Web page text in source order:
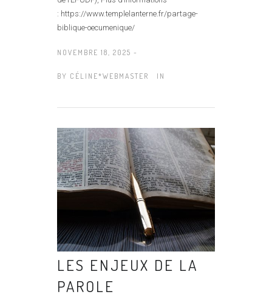
: https://www.templelanterne.fr/partage-
biblique-oecumenique/
NOVEMBRE 18, 2025 -
BY CÉLINE*WEBMASTER IN
LES ENJEUX DE LA
PAROLE